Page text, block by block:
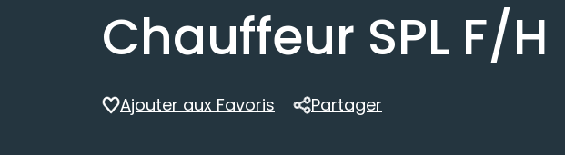
Chauffeur SPL F/H
Ajouter aux Favoris
Partager
Partager